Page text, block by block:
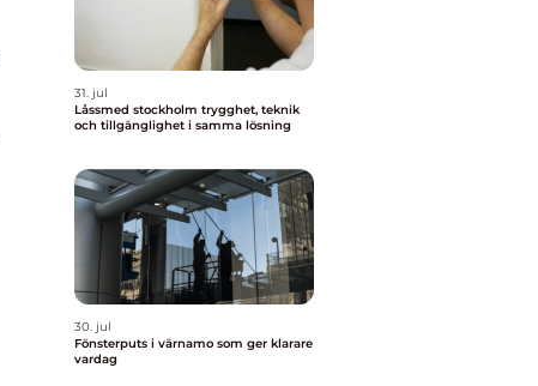
31. jul
Låssmed stockholm trygghet, teknik
och tillgänglighet i samma lösning
30. jul
Fönsterputs i värnamo som ger klarare
vardag